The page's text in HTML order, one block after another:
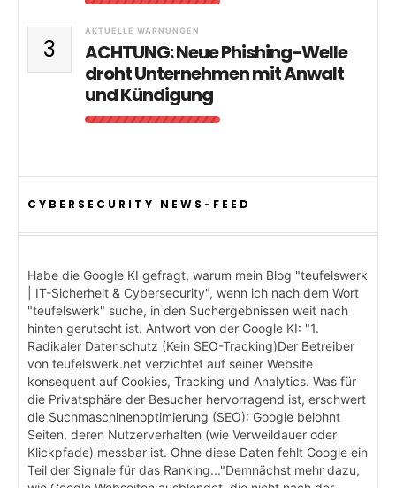
3
AKTUELLE WARNUNGEN
ACHTUNG: Neue Phishing-Welle
droht Unternehmen mit Anwalt
und Kündigung
CYBERSECURITY NEWS-FEED
Habe die Google KI gefragt, warum mein Blog "teufelswerk
| IT-Sicherheit & Cybersecurity", wenn ich nach dem Wort
"teufelswerk" suche, in den Suchergebnissen weit nach
hinten gerutscht ist. Antwort von der Google KI: "1.
Radikaler Datenschutz (Kein SEO-Tracking)Der Betreiber
von teufelswerk.net verzichtet auf seiner Website
konsequent auf Cookies, Tracking und Analytics. Was für
die Privatsphäre der Besucher hervorragend ist, erschwert
die Suchmaschinenoptimierung (SEO): Google belohnt
Seiten, deren Nutzerverhalten (wie Verweildauer oder
Klickpfade) messbar ist. Ohne diese Daten fehlt Google ein
Teil der Signale für das Ranking..."Demnächst mehr dazu,